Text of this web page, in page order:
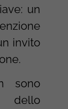
un
invito
sono
dello